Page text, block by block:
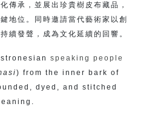
傳承，並展出珍貴樹皮布藏品，
地位。同時邀請當代藝術家以創
續發聲，成為文化延續的回響。
speaking people
) from the inner bark of
dyed, and stitched